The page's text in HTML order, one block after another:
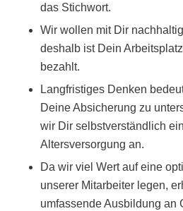
das Stichwort.
Wir wollen mit Dir
deshalb ist Dein
bezahlt.
Langfristiges Denken
Deine Absicherung zu
wir Dir selbstverständlich
Altersversorgung an.
Da wir viel Wert auf eine
unserer Mitarbeiter legen,
umfassende Ausbildung an